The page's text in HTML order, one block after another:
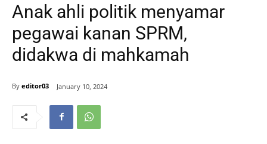
Anak ahli politik menyamar
pegawai kanan SPRM,
didakwa di mahkamah
By editor03 January 10, 2024